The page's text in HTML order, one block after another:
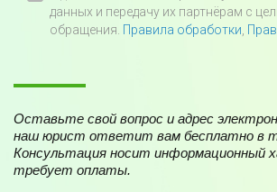
данных и передачу их партнёрам с
обращения. Правила обработки
Оставьте свой вопрос и адрес
наш юрист ответит вам бесплатно в
Консультация носит информационный
требует оплаты.